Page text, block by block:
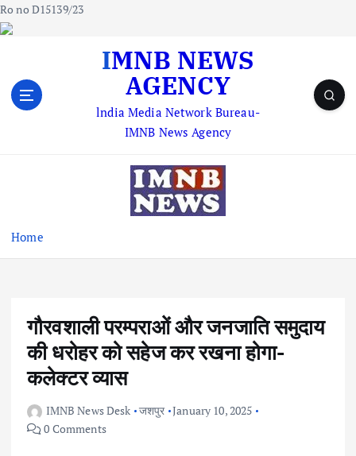
Ro no D15139/23
IMNB NEWS
AGENCY
lndia Media Network Bureau-
IMNB News Agency
Home
गौरवशाली परम्पराओं और जनजाति समुदाय
की धरोहर को सहेज कर रखना होगा-
कलेक्टर व्यास
IMNB News Desk जशपुर January 10, 2025
0 Comments